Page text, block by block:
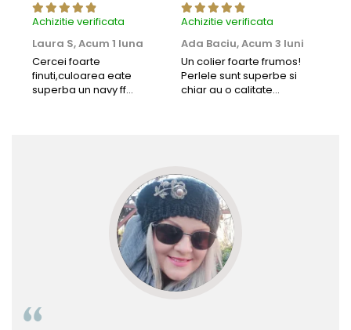
Achizitie verificata
Laura S,Acum 1 luna
Cercei foarte
finuti,culoarea eate
superba un navy ff
Achizitie verificata
Ada Baciu,Acum 3 luni
Un colier foarte frumos!
Perlele sunt superbe si
chiar au o calitate